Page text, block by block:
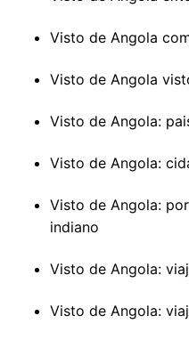
Visto de Angola
Visto de Angola
Visto de Angola:
Visto de Angola:
Visto de Angola:
indiano
Visto de Angola:
Visto de Angola: